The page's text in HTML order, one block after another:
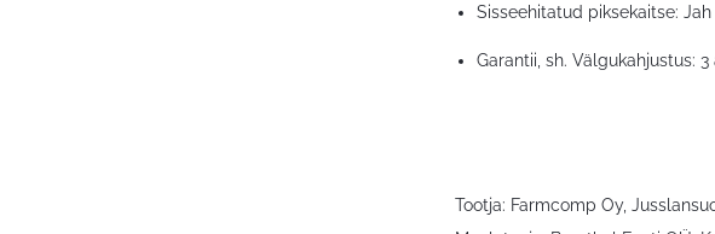
Sisseehitatud piksekaitse: Jah
Garantii, sh. Välgukahjustus: 3
Tootja: Farmcomp Oy,